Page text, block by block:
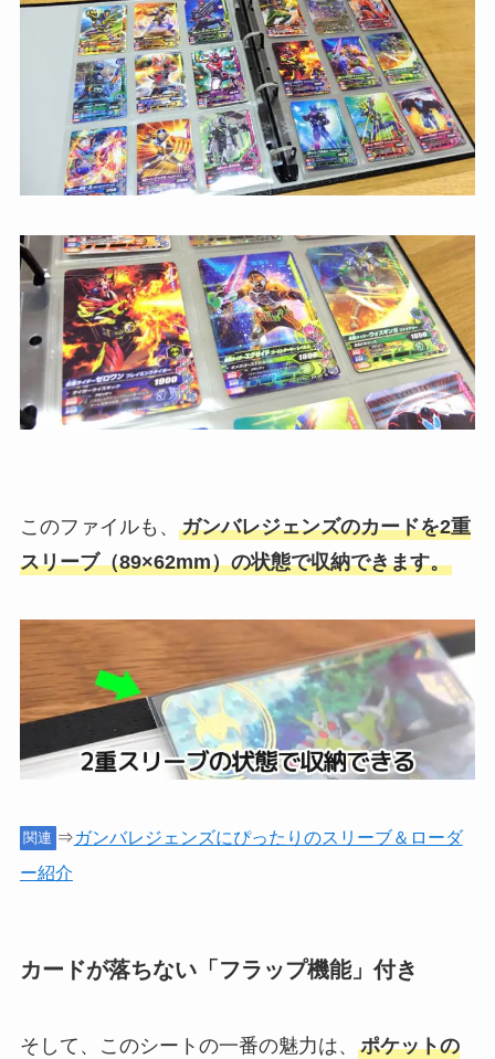
このファイルも、 ガンバレジェンズのカードを2重
スリーブ（89×62mm）の状態で収納できます。
関連 ⇒ガンバレジェンズにぴったりのスリーブ＆ローダ
ー紹介
カードが落ちない「フラップ機能」付き
そして、このシートの一番の魅力は、 ポケットの